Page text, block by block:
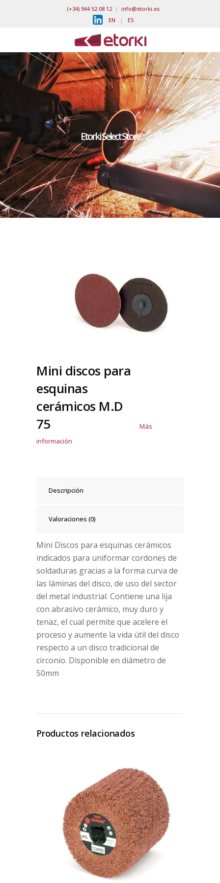
(+34) 944 52 08 12| info@etorki.es
EN | ES
Etorki Select Store
Mini discos para
esquinas
cerámicos M.D
75
Más
información
Descripción
Valoraciones (0)
Mini Discos para esquinas cerámicos
indicados para uniformar cordones de
soldaduras gracias a la forma curva de
las láminas del disco, de uso del sector
del metal industrial. Contiene una lija
con abrasivo cerámico, muy duro y
tenaz, el cual permite que acelere el
proceso y aumente la vida útil del disco
respecto a un disco tradicional de
circonio. Disponible en diámetro de
50mm
Productos relacionados